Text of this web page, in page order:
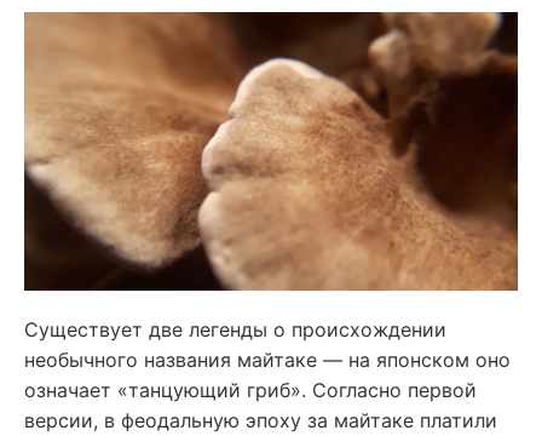
Существует две легенды о происхождении
необычного названия майтаке — на японском оно
означает «танцующий гриб». Согласно первой
версии, в феодальную эпоху за майтаке платили